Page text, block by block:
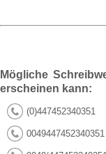
Mögliche
erscheinen kann:
(0)447452340351
0049447452340351